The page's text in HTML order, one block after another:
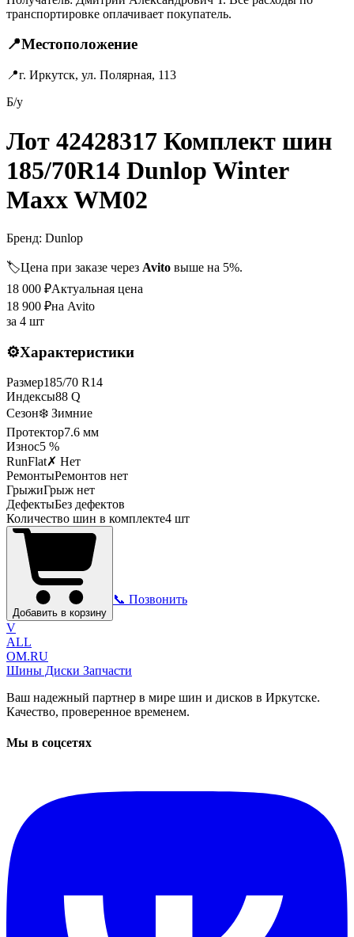
транспортировке оплачивает покупатель.
📍Местоположение
📍г. Иркутск, ул. Полярная, 113
Б/у
Лот 42428317 Комплект шин
185/70R14 Dunlop Winter
Maxx WM02
Бренд: Dunlop
🏷️Цена при заказе через Avito выше на 5%.
18 000 ₽Актуальная цена
18 900 ₽на Avito
за 4 шт
⚙️Характеристики
Размер185/70 R14
Индексы88 Q
Сезон❄️ Зимние
Протектор7.6 мм
Износ5 %
RunFlat✗ Нет
РемонтыРемонтов нет
ГрыжиГрыж нет
ДефектыБез дефектов
Количество шин в комплекте4 шт
Добавить в корзину
📞 Позвонить
V
ALL
OM.RU
Шины Диски Запчасти
Ваш надежный партнер в мире шин и дисков в Иркутске.
Качество, проверенное временем.
Мы в соцсетях